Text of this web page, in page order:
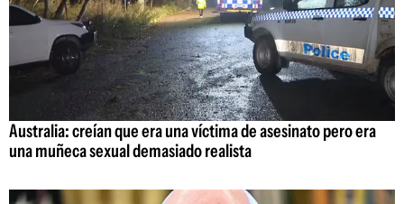
Australia: creían que era una víctima de asesinato pero era
una muñeca sexual demasiado realista